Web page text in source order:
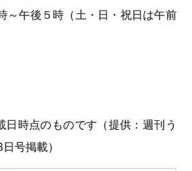
～午後５時（土・日・祝日は午前
日時点のものです（提供：週刊う
号掲載）